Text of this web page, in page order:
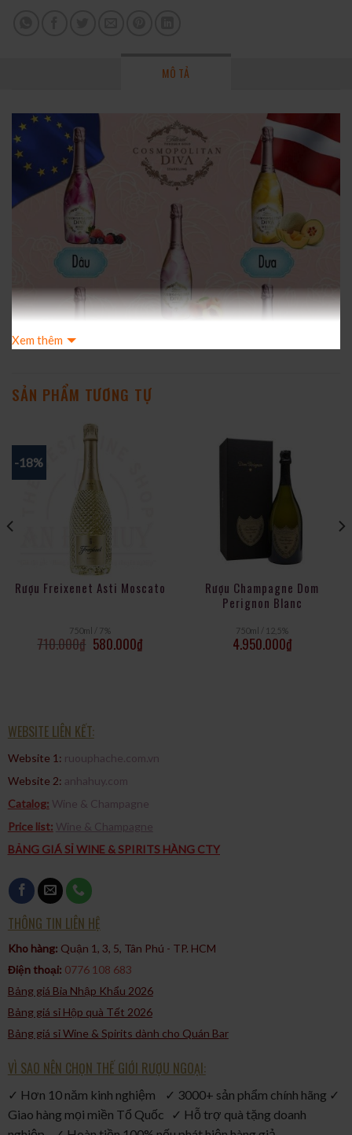
MÔ TẢ
Xem thêm
SẢN PHẨM TƯƠNG TỰ
-18%
Rượu Freixenet Asti Moscato
750ml / 7%
710.000₫ 580.000₫
Rượu Champagne Dom
Perignon Blanc
750ml / 12,5%
4.950.000₫
WEBSITE LIÊN KẾT:
Website 1: ruouphache.com.vn
Website 2: anhahuy.com
Catalog: Wine & Champagne
Price list: Wine & Champagne
BẢNG GIÁ SỈ WINE & SPIRITS HÀNG CTY
THÔNG TIN LIÊN HỆ
Kho hàng: Quận 1, 3, 5, Tân Phú - TP. HCM​
Điện thoại: 0776 108 683
Bảng giá Bia Nhập Khẩu 2026
Bảng giá sỉ Hộp quà Tết 2026
Bảng giá sỉ Wine & Spirits dành cho Quán Bar
VÌ SAO NÊN CHỌN THẾ GIỚI RƯỢU NGOẠI:
✓ Hơn 10 năm kinh nghiệm ✓ 3000+ sản phẩm chính hãng ✓
Giao hàng mọi miền Tổ Quốc ✓ Hỗ trợ quà tặng doanh